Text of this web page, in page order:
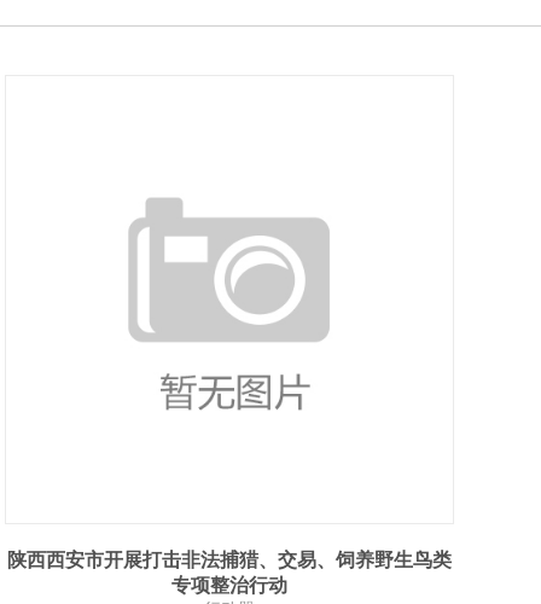
陕西西安市开展打击非法捕猎、交易、饲养野生鸟类
专项整治行动